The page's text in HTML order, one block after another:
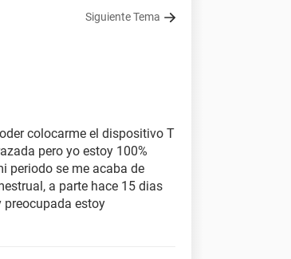
Siguiente Tema
colocarme el dispositivo T
pero yo estoy 100%
periodo se me acaba de
a parte hace 15 dias
preocupada estoy